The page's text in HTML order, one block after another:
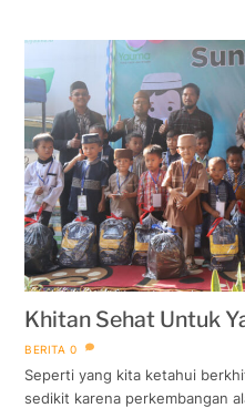
Khitan Sehat Untuk
BERITA 0
Seperti yang kita ketahui
sedikit karena perkembangan